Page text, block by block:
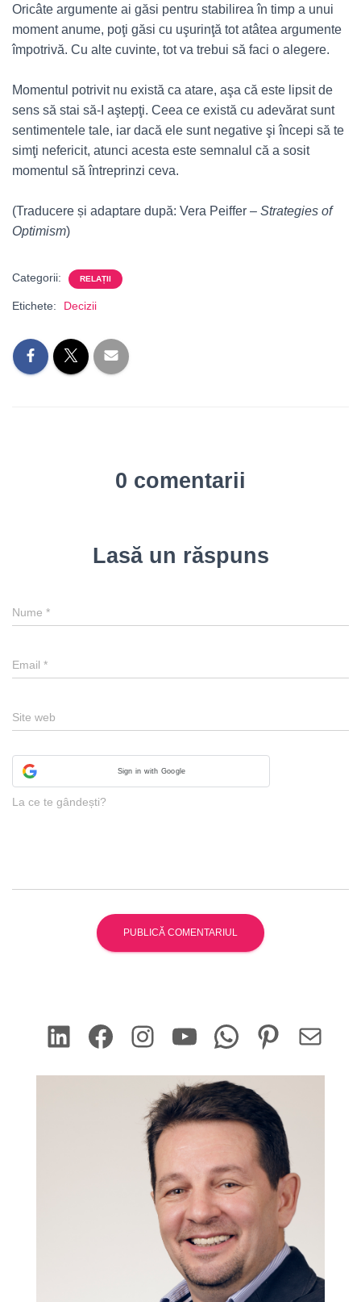
Oricâte argumente ai găsi pentru stabilirea în timp a unui
moment anume, poţi găsi cu uşurinţă tot atâtea argumente
împotrivă. Cu alte cuvinte, tot va trebui să faci o alegere.
Momentul potrivit nu există ca atare, aşa că este lipsit de
sens să stai să-I aştepţi. Ceea ce există cu adevărat sunt
sentimentele tale, iar dacă ele sunt negative şi începi să te
simţi nefericit, atunci acesta este semnalul că a sosit
momentul să întreprinzi ceva.
(Traducere și adaptare după: Vera Peiffer – Strategies of
Optimism)
Categorii: RELAȚII
Etichete: Decizii
0 comentarii
Lasă un răspuns
Nume *
Email *
Site web
Sign in with Google
La ce te gândești?
LinkedIn Facebook Instagram YouTube WhatsApp Pinterest Mail